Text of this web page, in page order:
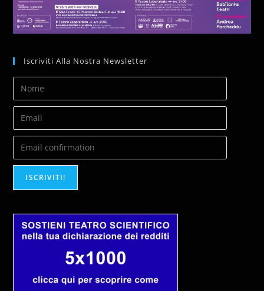
Iscriviti Alla Nostra Newsletter
ISCRIVITI!